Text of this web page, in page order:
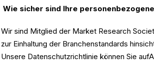
Wie sicher sind Ihre
Wir sind Mitglied der Market Research
zur Einhaltung der Branchenstandards
Unsere Datenschutzrichtlinie können Sie